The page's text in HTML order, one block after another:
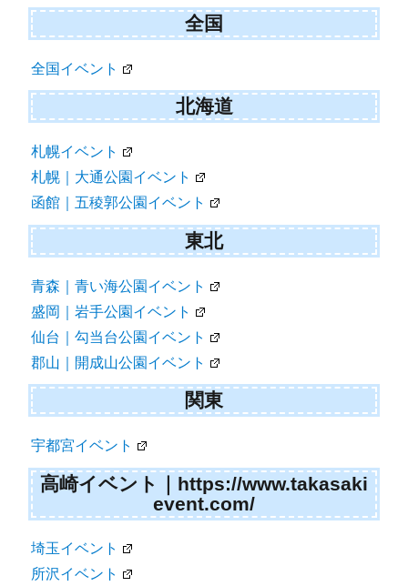
全国
全国イベント
北海道
札幌イベント
札幌｜大通公園イベント
函館｜五稜郭公園イベント
東北
青森｜青い海公園イベント
盛岡｜岩手公園イベント
仙台｜勾当台公園イベント
郡山｜開成山公園イベント
関東
宇都宮イベント
高崎イベント｜https://www.takasaki
event.com/
埼玉イベント
所沢イベント